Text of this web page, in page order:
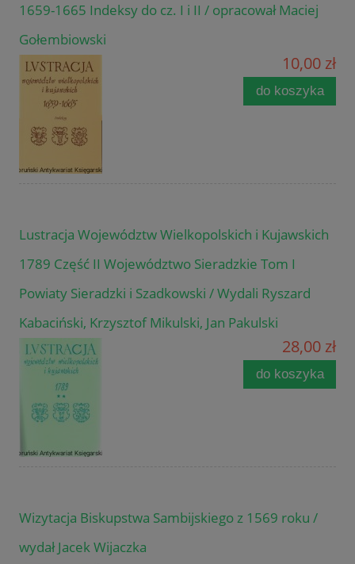
1659-1665 Indeksy do cz. I i II / opracował Maciej
Gołembiowski
10,00 zł
do koszyka
Lustracja Województw Wielkopolskich i Kujawskich
1789 Część II Województwo Sieradzkie Tom I
Powiaty Sieradzki i Szadkowski / Wydali Ryszard
Kabaciński, Krzysztof Mikulski, Jan Pakulski
28,00 zł
do koszyka
Wizytacja Biskupstwa Sambijskiego z 1569 roku /
wydał Jacek Wijaczka